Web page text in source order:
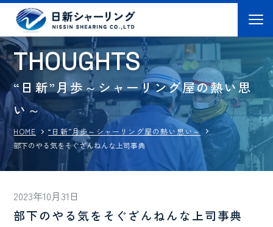
THOUGHTS
“日新”月歩～シャーリング屋の熱い思
い～
HOME
“日新”月歩～シャーリング屋の熱い思い～
部下のやる気をそぐざんねんな上司事典
2023年10月31日
部下のやる気をそぐざんねんな上司事典